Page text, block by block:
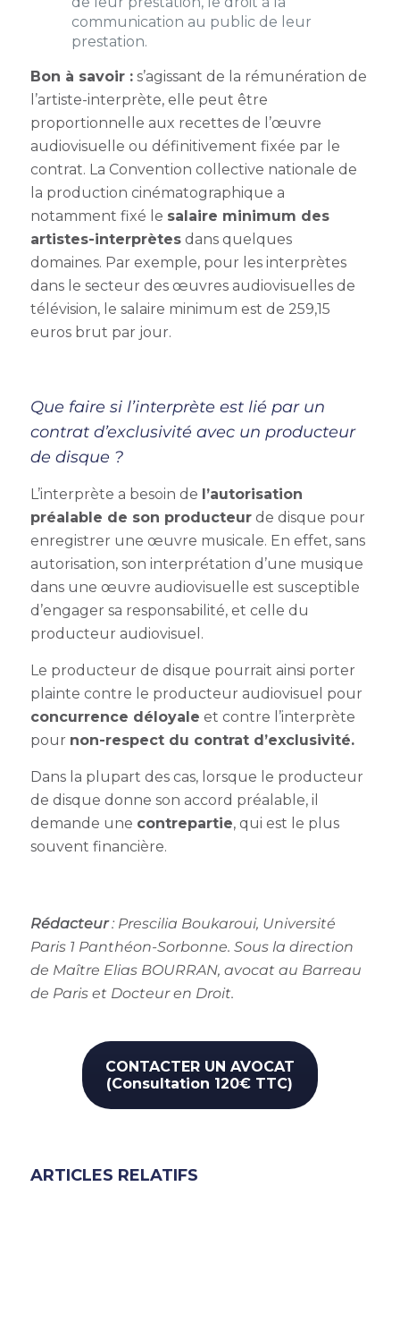
communication au public de leur
prestation.
Bon à savoir : s’agissant de la rémunération de
l’artiste-interprète, elle peut être
proportionnelle aux recettes de l’œuvre
audiovisuelle ou définitivement fixée par le
contrat. La Convention collective nationale de
la production cinématographique a
notamment fixé le salaire minimum des
artistes-interprètesdans quelques
domaines. Par exemple, pour les interprètes
dans le secteur des œuvres audiovisuelles de
télévision, le salaire minimum est de 259,15
euros brut par jour.
Que faire si l’interprète est lié par un
contrat d’exclusivité avec un producteur
de disque ?
L’interprète a besoin de l’autorisation
préalable de son producteurde disque pour
enregistrer une œuvre musicale. En effet, sans
autorisation, son interprétation d’une musique
dans une œuvre audiovisuelle est susceptible
d’engager sa responsabilité, et celle du
producteur audiovisuel.
Le producteur de disque pourrait ainsi porter
plainte contre le producteur audiovisuel pour
concurrence déloyale et contre l’interprète
pour non-respect du contrat d’exclusivité.
Dans la plupart des cas, lorsque le producteur
de disque donne son accord préalable, il
demande une contrepartie, qui est le plus
souvent financière.
Rédacteur: Prescilia Boukaroui, Université
Paris 1 Panthéon-Sorbonne. Sous la direction
de Maître Elias BOURRAN, avocat au Barreau
de Paris et Docteur en Droit.
CONTACTER UN AVOCAT
(Consultation 120€ TTC)
ARTICLES RELATIFS